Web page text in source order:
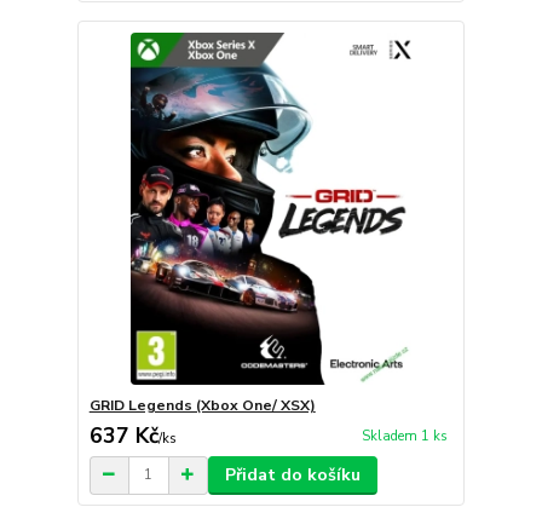
GRID Legends (Xbox One/ XSX)
637 Kč/ks Skladem 1 ks
Přidat do košíku